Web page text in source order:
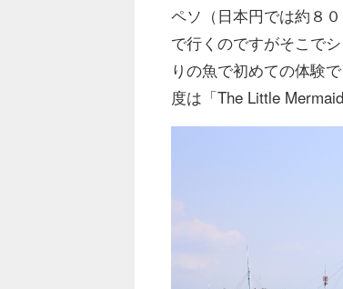
ペソ（日本円では約８
で行くのですがそこで
りの魚で初めての体験
度は「The Little